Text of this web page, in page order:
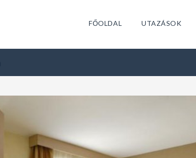
FŐOLDAL UTAZÁSOK